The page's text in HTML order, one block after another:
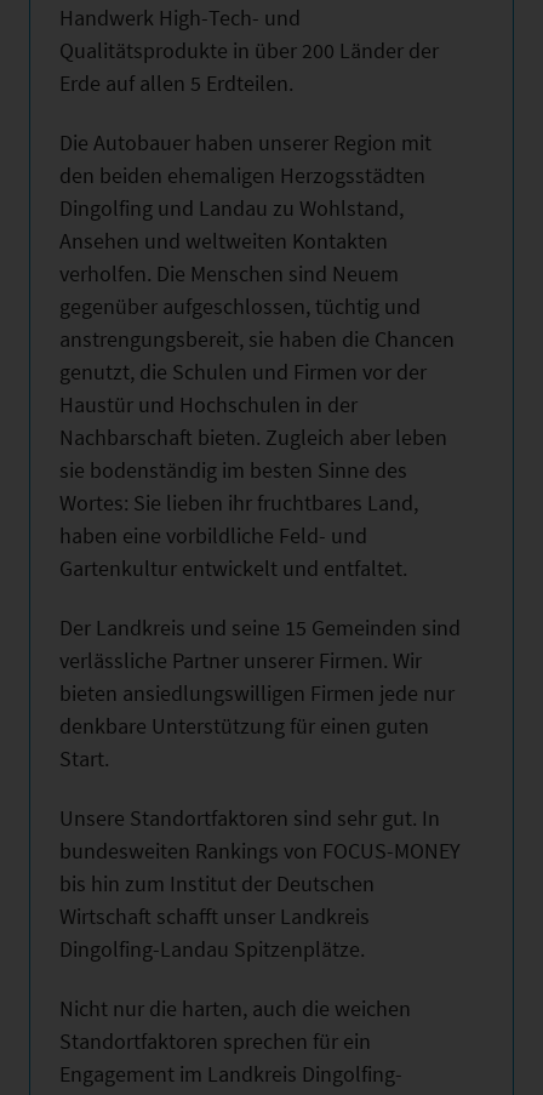
Handwerk High-Tech- und
Qualitätsprodukte in über 200 Länder der
Erde auf allen 5 Erdteilen.
Die Autobauer haben unserer Region mit
den beiden ehemaligen Herzogsstädten
Dingolfing und Landau zu Wohlstand,
Ansehen und weltweiten Kontakten
verholfen. Die Menschen sind Neuem
gegenüber aufgeschlossen, tüchtig und
anstrengungsbereit, sie haben die Chancen
genutzt, die Schulen und Firmen vor der
Haustür und Hochschulen in der
Nachbarschaft bieten. Zugleich aber leben
sie bodenständig im besten Sinne des
Wortes: Sie lieben ihr fruchtbares Land,
haben eine vorbildliche Feld- und
Gartenkultur entwickelt und entfaltet.
Der Landkreis und seine 15 Gemeinden sind
verlässliche Partner unserer Firmen. Wir
bieten ansiedlungswilligen Firmen jede nur
denkbare Unterstützung für einen guten
Start.
Unsere Standortfaktoren sind sehr gut. In
bundesweiten Rankings von FOCUS-MONEY
bis hin zum Institut der Deutschen
Wirtschaft schafft unser Landkreis
Dingolfing-Landau Spitzenplätze.
Nicht nur die harten, auch die weichen
Standortfaktoren sprechen für ein
Engagement im Landkreis Dingolfing-